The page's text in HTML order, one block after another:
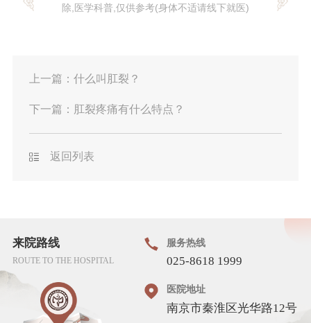
除,医学科普,仅供参考(身体不适请线下就医)
上一篇： 什么叫肛裂？
下一篇： 肛裂疼痛有什么特点？
返回列表
来院路线
ROUTE TO THE HOSPITAL
服务热线
025-8618 1999
医院地址
南京市秦淮区光华路12号